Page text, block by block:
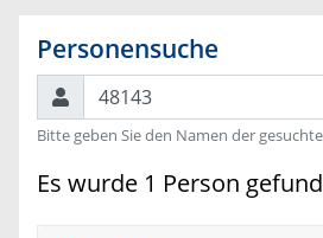
Personensuche
Suchen
Bitte geben Sie den Namen der
Es wurde 1 Person